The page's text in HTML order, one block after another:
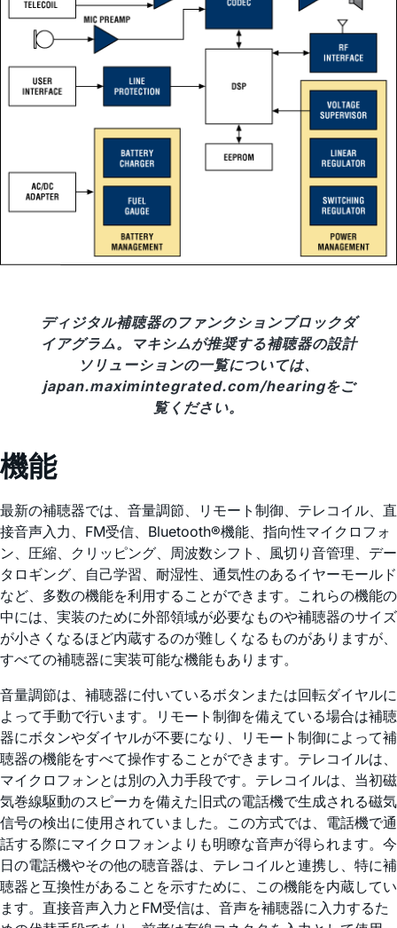
ディジタル補聴器のファンクションブロックダ
イアグラム。マキシムが推奨する補聴器の設計
ソリューションの一覧については、
japan.maximintegrated.com/hearingをご
覧ください。
機能
最新の補聴器では、音量調節、リモート制御、テレコイル、直
接音声入力、FM受信、Bluetooth®機能、指向性マイクロフォ
ン、圧縮、クリッピング、周波数シフト、風切り音管理、デー
タロギング、自己学習、耐湿性、通気性のあるイヤーモールド
など、多数の機能を利用することができます。これらの機能の
中には、実装のために外部領域が必要なものや補聴器のサイズ
が小さくなるほど内蔵するのが難しくなるものがありますが、
すべての補聴器に実装可能な機能もあります。
音量調節は、補聴器に付いているボタンまたは回転ダイヤルに
よって手動で行います。リモート制御を備えている場合は補聴
器にボタンやダイヤルが不要になり、リモート制御によって補
聴器の機能をすべて操作することができます。テレコイルは、
マイクロフォンとは別の入力手段です。テレコイルは、当初磁
気巻線駆動のスピーカを備えた旧式の電話機で生成される磁気
信号の検出に使用されていました。この方式では、電話機で通
話する際にマイクロフォンよりも明瞭な音声が得られます。今
日の電話機やその他の聴音器は、テレコイルと連携し、特に補
聴器と互換性があることを示すために、この機能を内蔵してい
ます。直接音声入力とFM受信は、音声を補聴器に入力するた